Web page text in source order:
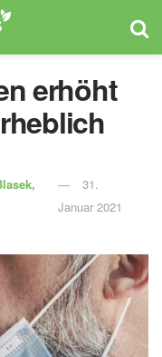
erhöht
31.
Januar 2021